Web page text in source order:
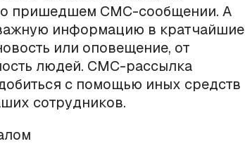
о пришедшем СМС-сообщении. А
информацию в кратчайшие
или оповещение, от
людей. СМС-рассылка
с помощью иных средств
сотрудников.